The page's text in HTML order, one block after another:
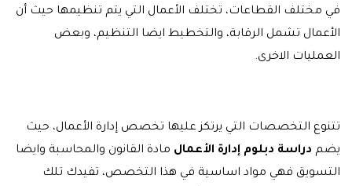
في مختلف القطاعات، تختلف الأعمال التي يتم تنظيمها حيث أن
الأعمال تشمل الرقابة، والتخطيط ايضا التنظيم، وبعض
العمليات الاخرى.
تتنوع التخصصات التي يرتكز عليها تخصص إدارة الأعمال، حيث
يضم دراسة دبلوم إدارة الأعمال مادة القانون والمحاسبة وايضا
التسويق فهي مواد اساسية في هذا التخصص، تفيدك تلك